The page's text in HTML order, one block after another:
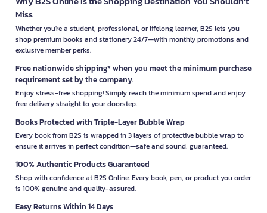
Miss
Whether you're a student, professional, or lifelong learner, B2S lets you
shop premium books and stationery 24/7—with monthly promotions and
exclusive member perks.
Free nationwide shipping* when you meet the minimum purchase
requirement set by the company.
Enjoy stress-free shopping! Simply reach the minimum spend and enjoy
free delivery straight to your doorstep.
Books Protected with Triple-Layer Bubble Wrap
Every book from B2S is wrapped in 3 layers of protective bubble wrap to
ensure it arrives in perfect condition—safe and sound, guaranteed.
100% Authentic Products Guaranteed
Shop with confidence at B2S Online. Every book, pen, or product you order
is 100% genuine and quality-assured.
Easy Returns Within 14 Days